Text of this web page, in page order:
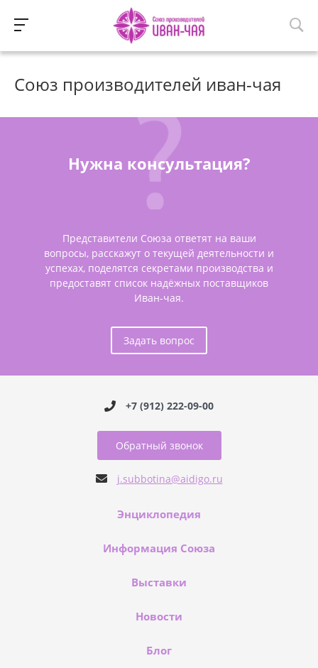
Союз производителей иван-чая
Нужна консультация?
Представители Союза ответят на ваши
вопросы, расскажут о текущей деятельности и
успехах, поделятся секретами производства и
предоставят список надёжных поставщиков
Иван-чая.
Задать вопрос
+7 (912) 222-09-00
Обратный звонок
j.subbotina@aidigo.ru
Энциклопедия
Информация Союза
Выставки
Новости
Блог